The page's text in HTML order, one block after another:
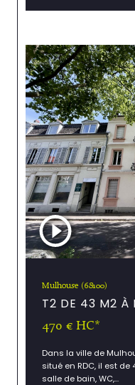
Mulhouse (68100)
T2 DE 43 M2 À
470 € HC*
Dans la ville de
situé en RDC, il est de
salle de bain, WC,...